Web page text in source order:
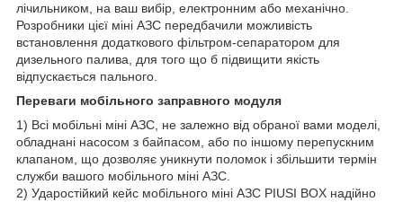
лічильником, на ваш вибір, електронним або механічно.
Розробники цієї міні АЗС передбачили можливість
встановлення додаткового фільтром-сепаратором для
дизельного палива, для того що б підвищити якість
відпускається пального.
Переваги мобільного заправного модуля
1) Всі мобільні міні АЗС, не залежно від обраної вами моделі,
обладнані насосом з байпасом, або по іншому перепускним
клапаном, що дозволяє уникнути поломок і збільшити термін
служби вашого мобільного міні АЗС.
2) Ударостійкий кейс мобільного міні АЗС PIUSI BOX надійно